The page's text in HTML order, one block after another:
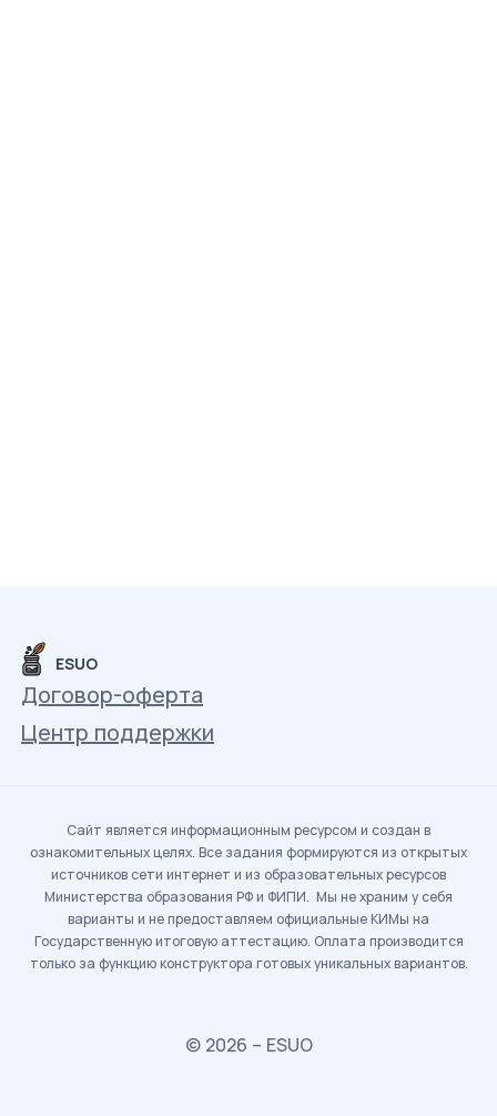
ESUO
Договор-оферта
Центр поддержки
Сайт является информационным ресурсом и создан в
ознакомительных целях. Все задания формируются из открытых
источников сети интернет и из образовательных ресурсов
Министерства образования РФ и ФИПИ. Мы не храним у себя
варианты и не предоставляем официальные КИМы на
Государственную итоговую аттестацию. Оплата производится
только за функцию конструктора готовых уникальных вариантов.
© 2026 – ESUO